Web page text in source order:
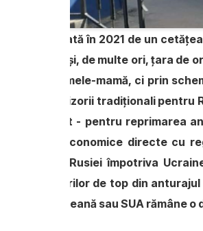
înființată în 2021 de un
Deși, de multe ori, țara de
cu firmele-mamă, ci prin
2020, furnizorii tradiționali
Primul gigant - pentru reprimarea
legături economice directe cu
agresiunii Rusiei împotriva
și managerilor de top din
Europeană sau SUA rămâne